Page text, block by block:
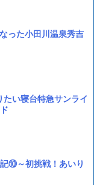
った小田川温泉秀吉
い寝台特急サンライ
⑩～初挑戦！あいり